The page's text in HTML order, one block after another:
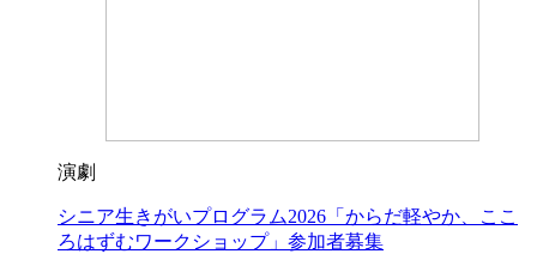
演劇
シニア生きがいプログラム2026「からだ軽やか、ここ
ろはずむワークショップ」参加者募集